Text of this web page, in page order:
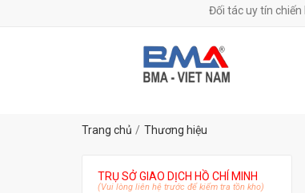
Đối tác uy tín chiến lược cung
Trang chủ Thương hiệu
TRỤ SỞ GIAO DỊCH HỒ CHÍ MINH
(Vui lòng liên hệ trước để kiểm tra tồn kho)